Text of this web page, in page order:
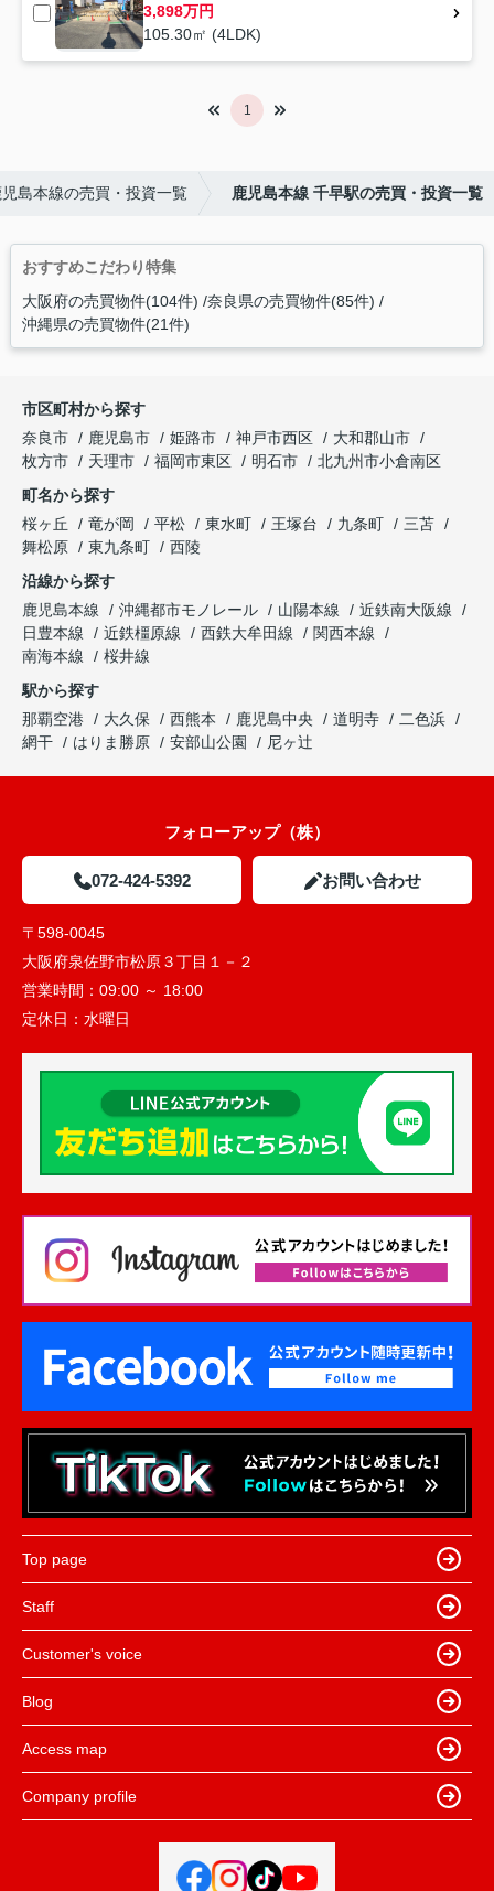
3,898万円
105.30㎡ (4LDK)
1
島本線の売買・投資一覧 鹿児島本線 千早駅の売買・投資一覧
おすすめこだわり特集
大阪府の売買物件(104件) 奈良県の売買物件(85件)
沖縄県の売買物件(21件)
市区町村から探す
奈良市
鹿児島市 姫路市 神戸市西区
大和郡山市
枚方市
天理市 福岡市東区 明石市
北九州市小倉南区
町名から探す
桜ヶ丘
竜が岡 平松 東水町 王塚台 九条町
三苫
舞松原
東九条町
西陵
沿線から探す
鹿児島本線
沖縄都市モノレール 山陽本線
近鉄南大阪線
日豊本線
近鉄橿原線 西鉄大牟田線
関西本線
南海本線
桜井線
駅から探す
那覇空港
大久保 西熊本 鹿児島中央 道明寺
二色浜
網干
はりま勝原 安部山公園 尼ヶ辻
フォローアップ（株）
072-424-5392 お問い合わせ
〒598-0045
大阪府泉佐野市松原３丁目１－２
営業時間： 09:00 ～ 18:00
定休日： 水曜日
Top page
Staff
Customer's voice
Blog
Access map
Company profile